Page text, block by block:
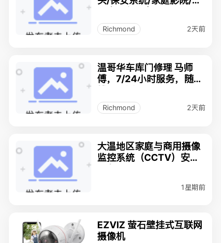
Richmond 2天前
温哥华车库门修理 马师
傅，7/24小时服务，随时
收費合理
Richmond 2天前
大温地区家庭与商用摄像
监控系统（CCTV）安装
1星期前
EZVIZ 萤石壁挂式互联网
摄像机